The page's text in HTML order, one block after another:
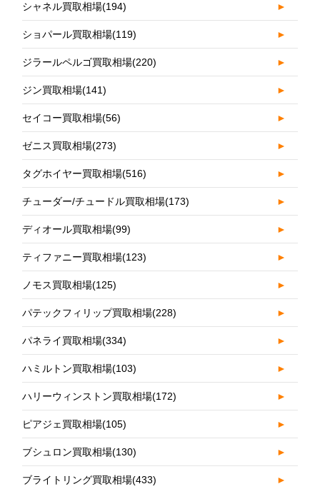
シャネル買取相場(194) ►
ショパール買取相場(119) ►
ジラールペルゴ買取相場(220) ►
ジン買取相場(141) ►
セイコー買取相場(56) ►
ゼニス買取相場(273) ►
タグホイヤー買取相場(516) ►
チューダー/チュードル買取相場(173) ►
ディオール買取相場(99) ►
ティファニー買取相場(123) ►
ノモス買取相場(125) ►
パテックフィリップ買取相場(228) ►
パネライ買取相場(334) ►
ハミルトン買取相場(103) ►
ハリーウィンストン買取相場(172) ►
ピアジェ買取相場(105) ►
ブシュロン買取相場(130) ►
ブライトリング買取相場(433) ►